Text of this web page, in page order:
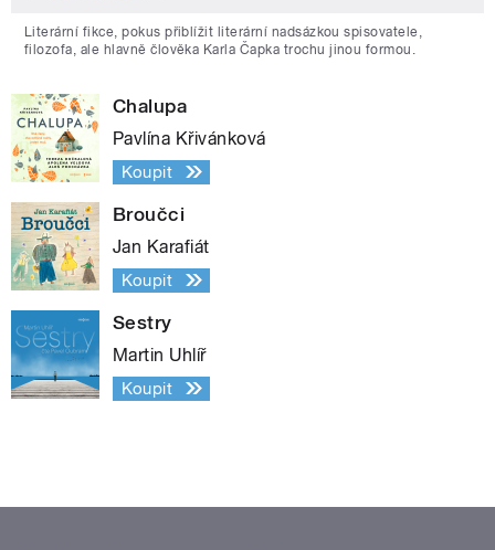
Literární fikce, pokus přiblížit literární nadsázkou spisovatele,
filozofa, ale hlavně člověka Karla Čapka trochu jinou formou.
Chalupa
Pavlína Křivánková
Koupit
Broučci
Jan Karafiát
Koupit
Sestry
Martin Uhlíř
Koupit